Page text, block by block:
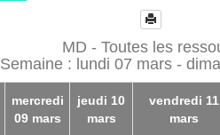
MD - Toutes les
Semaine : lundi 07 mars -
mercredi
09 mars
jeudi 10
mars
vendredi 11
mars